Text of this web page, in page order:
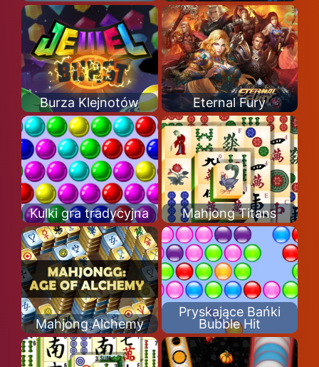
Burza Klejnotów Eternal Fury
Kulki gra tradycyjna Mahjong Titans
Mahjong Alchemy
Pryskające Bańki
Bubble Hit